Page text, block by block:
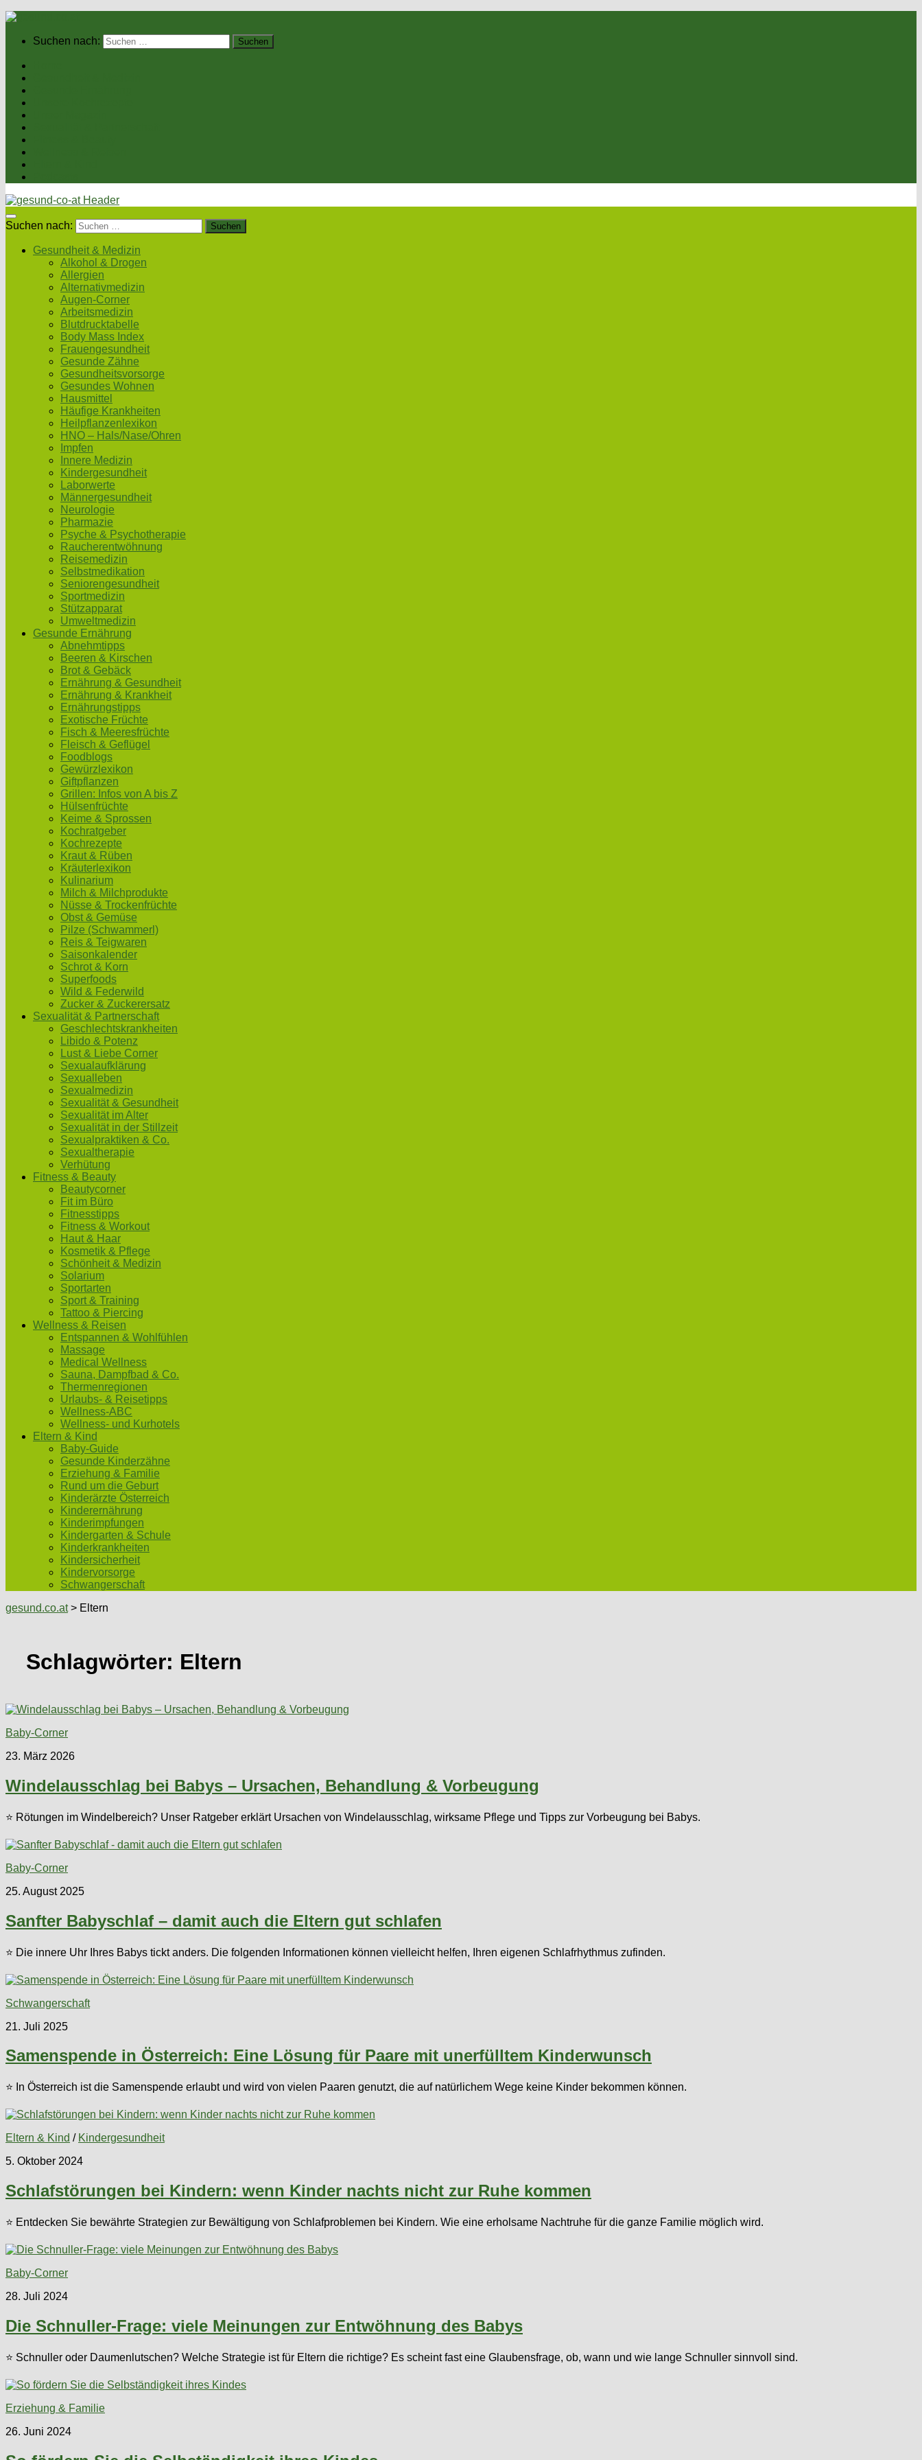
Suchen nach:
Suchen nach:
Gesundheit & Medizin
Alkohol & Drogen
Allergien
Alternativmedizin
Augen-Corner
Arbeitsmedizin
Blutdrucktabelle
Body Mass Index
Frauengesundheit
Gesunde Zähne
Gesundheitsvorsorge
Gesundes Wohnen
Hausmittel
Häufige Krankheiten
Heilpflanzenlexikon
HNO – Hals/Nase/Ohren
Impfen
Innere Medizin
Kindergesundheit
Laborwerte
Männergesundheit
Neurologie
Pharmazie
Psyche & Psychotherapie
Raucherentwöhnung
Reisemedizin
Selbstmedikation
Seniorengesundheit
Sportmedizin
Stützapparat
Umweltmedizin
Gesunde Ernährung
Abnehmtipps
Beeren & Kirschen
Brot & Gebäck
Ernährung & Gesundheit
Ernährung & Krankheit
Ernährungstipps
Exotische Früchte
Fisch & Meeresfrüchte
Fleisch & Geflügel
Foodblogs
Gewürzlexikon
Giftpflanzen
Grillen: Infos von A bis Z
Hülsenfrüchte
Keime & Sprossen
Kochratgeber
Kochrezepte
Kraut & Rüben
Kräuterlexikon
Kulinarium
Milch & Milchprodukte
Nüsse & Trockenfrüchte
Obst & Gemüse
Pilze (Schwammerl)
Reis & Teigwaren
Saisonkalender
Schrot & Korn
Superfoods
Wild & Federwild
Zucker & Zuckerersatz
Sexualität & Partnerschaft
Geschlechtskrankheiten
Libido & Potenz
Lust & Liebe Corner
Sexualaufklärung
Sexualleben
Sexualmedizin
Sexualität & Gesundheit
Sexualität im Alter
Sexualität in der Stillzeit
Sexualpraktiken & Co.
Sexualtherapie
Verhütung
Fitness & Beauty
Beautycorner
Fit im Büro
Fitnesstipps
Fitness & Workout
Haut & Haar
Kosmetik & Pflege
Schönheit & Medizin
Solarium
Sportarten
Sport & Training
Tattoo & Piercing
Wellness & Reisen
Entspannen & Wohlfühlen
Massage
Medical Wellness
Sauna, Dampfbad & Co.
Thermenregionen
Urlaubs- & Reisetipps
Wellness-ABC
Wellness- und Kurhotels
Eltern & Kind
Baby-Guide
Gesunde Kinderzähne
Erziehung & Familie
Rund um die Geburt
Kinderärzte Österreich
Kinderernährung
Kinderimpfungen
Kindergarten & Schule
Kinderkrankheiten
Kindersicherheit
Kindervorsorge
Schwangerschaft
gesund.co.at> Eltern
Schlagwörter: Eltern
Baby-Corner
23. März 2026
Windelausschlag bei Babys – Ursachen, Behandlung & Vorbeugung
⭐ Rötungen im Windelbereich? Unser Ratgeber erklärt Ursachen von Windelausschlag, wirksame Pflege und Tipps zur Vorbeugung bei Babys.
Baby-Corner
25. August 2025
Sanfter Babyschlaf – damit auch die Eltern gut schlafen
⭐ Die innere Uhr Ihres Babys tickt anders. Die folgenden Informationen können vielleicht helfen, Ihren eigenen Schlafrhythmus zufinden.
Schwangerschaft
21. Juli 2025
Samenspende in Österreich: Eine Lösung für Paare mit unerfülltem Kinderwunsch
⭐ In Österreich ist die Samenspende erlaubt und wird von vielen Paaren genutzt, die auf natürlichem Wege keine Kinder bekommen können.
Eltern & Kind / Kindergesundheit
5. Oktober 2024
Schlafstörungen bei Kindern: wenn Kinder nachts nicht zur Ruhe kommen
⭐ Entdecken Sie bewährte Strategien zur Bewältigung von Schlafproblemen bei Kindern. Wie eine erholsame Nachtruhe für die ganze Familie möglich wird.
Baby-Corner
28. Juli 2024
Die Schnuller-Frage: viele Meinungen zur Entwöhnung des Babys
⭐ Schnuller oder Daumenlutschen? Welche Strategie ist für Eltern die richtige? Es scheint fast eine Glaubensfrage, ob, wann und wie lange Schnuller sinnvoll sind.
Erziehung & Familie
26. Juni 2024